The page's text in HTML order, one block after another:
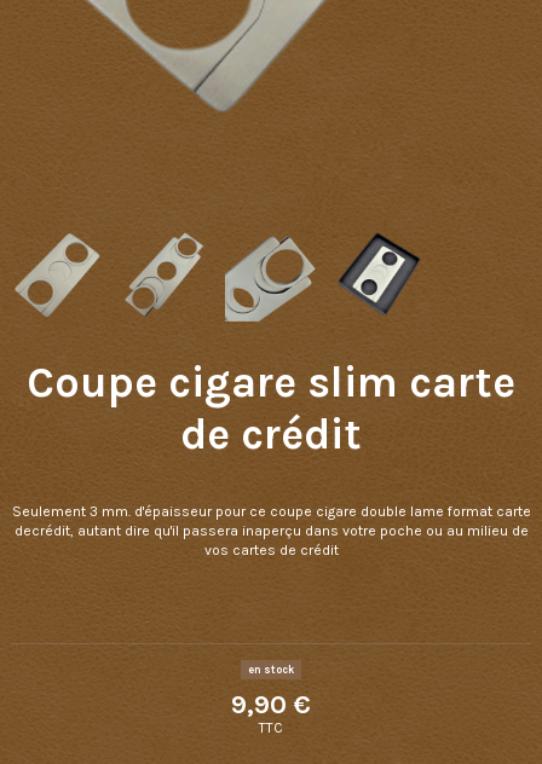
Coupe cigare slim carte
de crédit
Seulement 3 mm. d'épaisseur pour ce coupe cigare double lame format carte
decrédit, autant dire qu'il passera inaperçu dans votre poche ou au milieu de
vos cartes de crédit
en stock
9,90 €
TTC